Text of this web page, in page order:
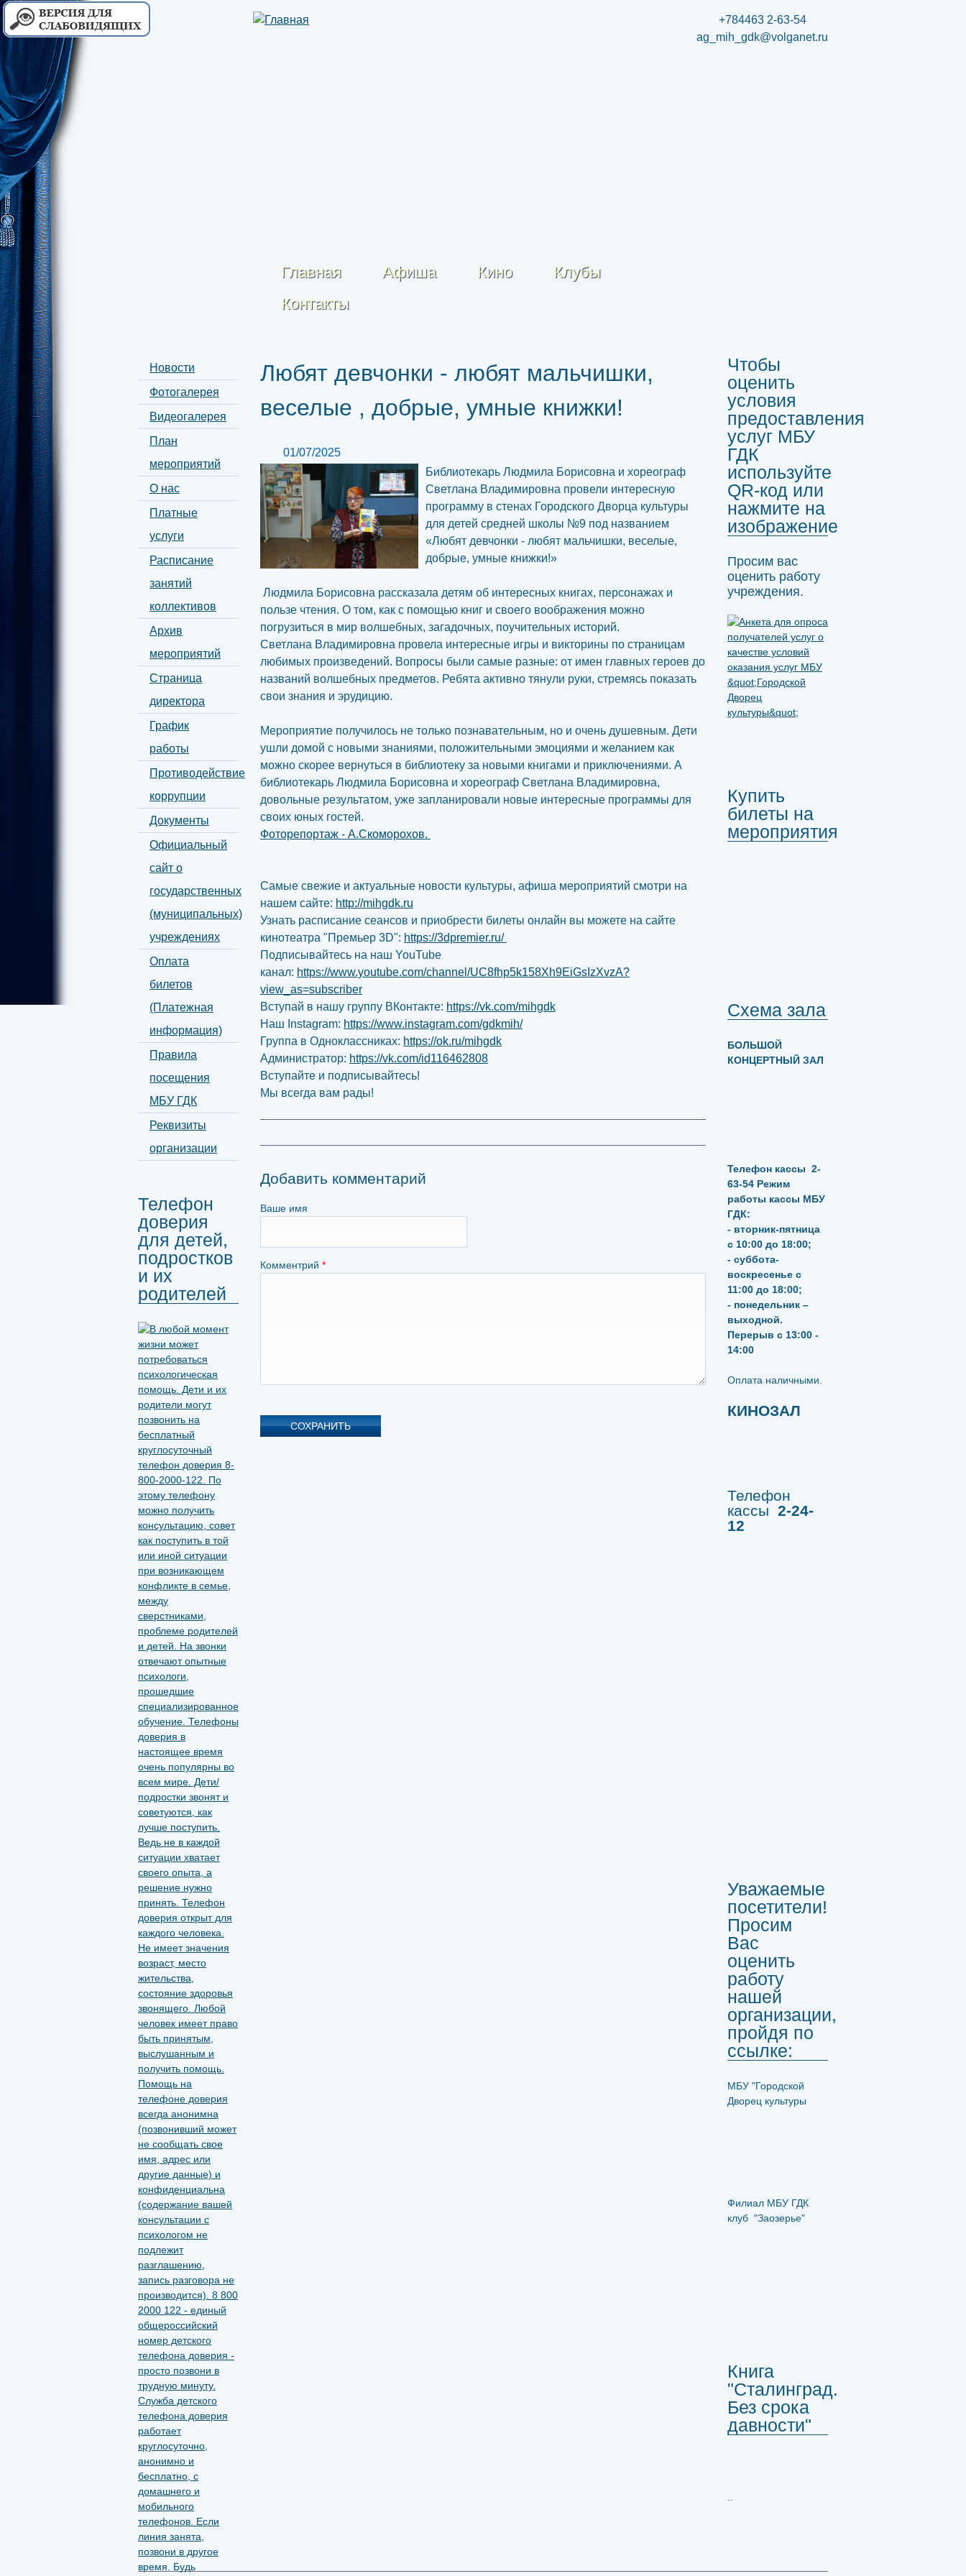
+784463 2-63-54
ag_mih_gdk@volganet.ru
Главная Афиша Кино
Клубы
Контакты
Новости
Фотогалерея
Видеогалерея
План
мероприятий
О нас
Платные
услуги
Расписание
занятий
коллективов
Архив
мероприятий
Страница
директора
График
работы
Противодействие
коррупции
Документы
Официальный
сайт о
государственных
(муниципальных)
учреждениях
Оплата
билетов
(Платежная
информация)
Правила
посещения
МБУ ГДК
Реквизиты
организации
Телефон
доверия
для детей,
подростков
и их
родителей
Любят девчонки - любят мальчишки,
веселые , добрые, умные книжки!
01/07/2025
Библиотекарь Людмила Борисовна и хореограф
Светлана Владимировна провели интересную
программу в стенах Городского Дворца культуры
для детей средней школы №9 под названием
«Любят девчонки - любят мальчишки, веселые,
добрые, умные книжки!»
Людмила Борисовна рассказала детям об интересных книгах, персонажах и
пользе чтения. О том, как с помощью книг и своего воображения можно
погрузиться в мир волшебных, загадочных, поучительных историй.
Светлана Владимировна провела интересные игры и викторины по страницам
любимых произведений. Вопросы были самые разные: от имен главных героев до
названий волшебных предметов. Ребята активно тянули руки, стремясь показать
свои знания и эрудицию.
Мероприятие получилось не только познавательным, но и очень душевным. Дети
ушли домой с новыми знаниями, положительными эмоциями и желанием как
можно скорее вернуться в библиотеку за новыми книгами и приключениями. А
библиотекарь Людмила Борисовна и хореограф Светлана Владимировна,
довольные результатом, уже запланировали новые интересные программы для
своих юных гостей.
Фоторепортаж - А.Скоморохов.
Самые свежие и актуальные новости культуры, афиша мероприятий смотри на
нашем сайте: http://mihgdk.ru
Узнать расписание сеансов и приобрести билеты онлайн вы можете на сайте
кинотеатра "Премьер 3D": https://3dpremier.ru/
Подписывайтесь на наш YouTube
канал: https://www.youtube.com/channel/UC8fhp5k158Xh9EiGsIzXvzA?
view_as=subscriber
Вступай в нашу группу ВКонтакте: https://vk.com/mihgdk
Наш Instagram: https://www.instagram.com/gdkmih/
Группа в Одноклассниках: https://ok.ru/mihgdk
Администратор: https://vk.com/id116462808
Вступайте и подписывайтесь!
Мы всегда вам рады!
Добавить комментарий
Ваше имя
Комментрий *
Чтобы
оценить
условия
предоставления
услуг МБУ
ГДК
используйте
QR-код или
нажмите на
изображение
Просим вас
оценить работу
учреждения.
Купить
билеты на
мероприятия
Схема зала
БОЛЬШОЙ
КОНЦЕРТНЫЙ ЗАЛ
Телефон кассы 2-
63-54 Режим
работы кассы МБУ
ГДК:
- вторник-пятница
с 10:00 до 18:00;
- суббота-
воскресенье с
11:00 до 18:00;
- понедельник –
выходной.
Перерыв с 13:00 -
14:00
​​​​​​​Оплата наличными.
КИНОЗАЛ
Телефон
кассы 2-24-
12
Уважаемые
посетители!
Просим
Вас
оценить
работу
нашей
организации,
пройдя по
ссылке:
МБУ "Городской
Дворец культуры
Филиал МБУ ГДК
клуб "Заозерье"
Книга
"Сталинград.
Без срока
давности"